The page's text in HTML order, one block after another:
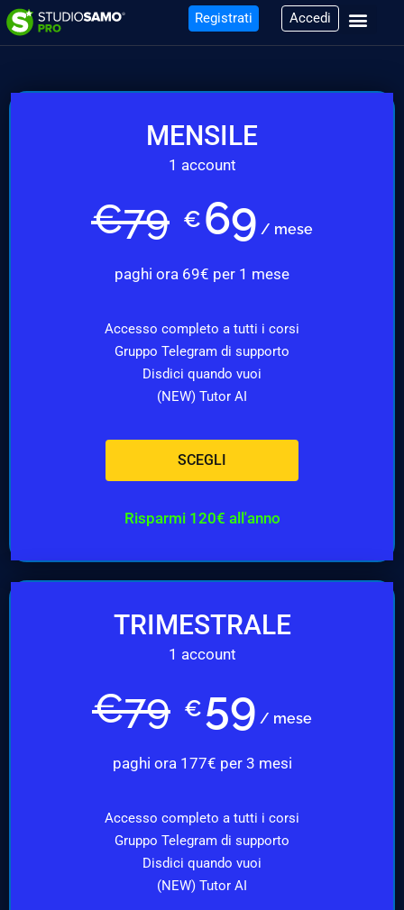
Registrati Accedi
MENSILE
1 account
€79 € 69 / mese
paghi ora 69€ per 1 mese
Accesso completo a tutti i corsi
Gruppo Telegram di supporto
Disdici quando vuoi
(NEW) Tutor AI
SCEGLI
Risparmi 120€ all'anno
TRIMESTRALE
1 account
€79 € 59 / mese
paghi ora 177€ per 3 mesi
Accesso completo a tutti i corsi
Gruppo Telegram di supporto
Disdici quando vuoi
(NEW) Tutor AI